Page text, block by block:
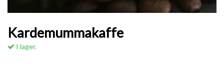
Kardemummakaffe
I lager.